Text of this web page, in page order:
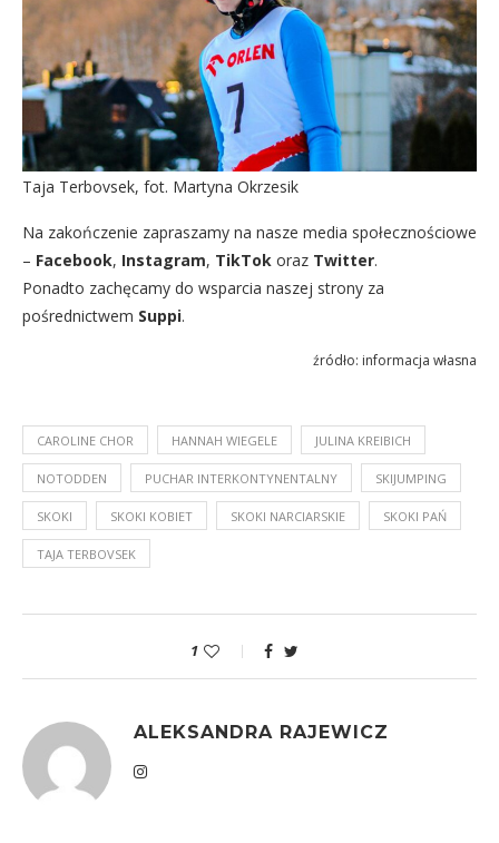
Taja Terbovsek, fot. Martyna Okrzesik
Na zakończenie zapraszamy na nasze media społecznościowe
– Facebook, Instagram, TikTok oraz Twitter.
Ponadto zachęcamy do wsparcia naszej strony za
pośrednictwem Suppi.
źródło: informacja własna
CAROLINE CHOR HANNAH WIEGELE JULINA KREIBICH
NOTODDEN PUCHAR INTERKONTYNENTALNY SKIJUMPING
SKOKI SKOKI KOBIET SKOKI NARCIARSKIE SKOKI PAŃ
TAJA TERBOVSEK
1
ALEKSANDRA RAJEWICZ